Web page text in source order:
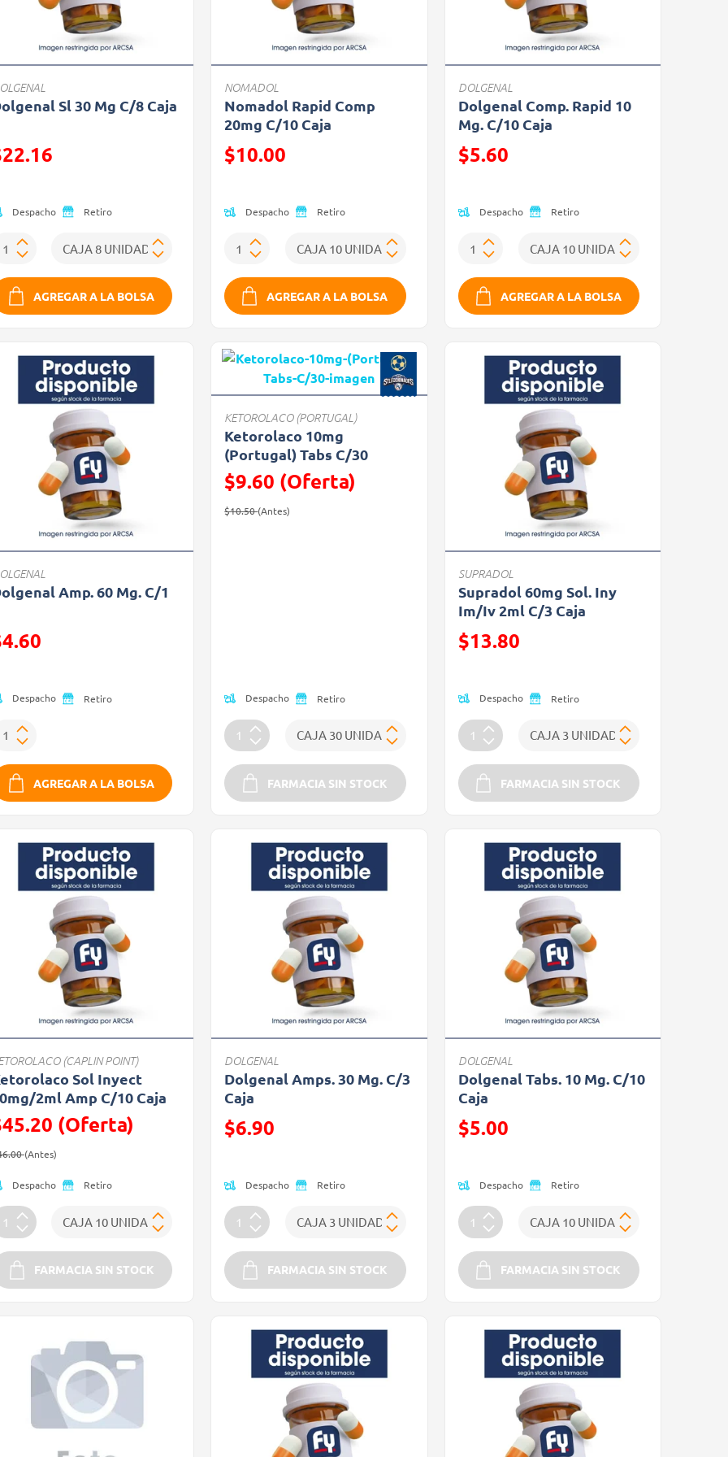
Sl 30 Mg C/8 Caja
reducido de
Despacho Retiro
AGREGAR A LA BOLSA
NOMADOL
Nomadol Rapid Comp
20mg C/10 Caja
Precio reducido de
$10.00
Despacho Retiro
AGREGAR A LA BOLSA
DOLGENAL
Dolgenal Comp. Rapid 10
Mg. C/10 Caja
Precio reducido de
$5.60
Despacho Retiro
AGREGAR A LA BOLSA
Amp. 60 Mg. C/1
reducido de
Despacho Retiro
AGREGAR A LA BOLSA
KETOROLACO (PORTUGAL)
Ketorolaco 10mg
(Portugal) Tabs C/30
$9.60 (Oferta)
Precio reducido de
$10.50(Antes)
Despacho Retiro
FARMACIA SIN STOCK
SUPRADOL
Supradol 60mg Sol. Iny
Im/Iv 2ml C/3 Caja
Precio reducido de
$13.80
Despacho Retiro
FARMACIA SIN STOCK
(CAPLIN POINT)
Sol Inyect
2ml Amp C/10 Caja
(Oferta)
reducido de
(Antes)
Despacho Retiro
FARMACIA SIN STOCK
DOLGENAL
Dolgenal Amps. 30 Mg. C/3
Caja
Precio reducido de
$6.90
Despacho Retiro
FARMACIA SIN STOCK
DOLGENAL
Dolgenal Tabs. 10 Mg. C/10
Caja
Precio reducido de
$5.00
Despacho Retiro
FARMACIA SIN STOCK